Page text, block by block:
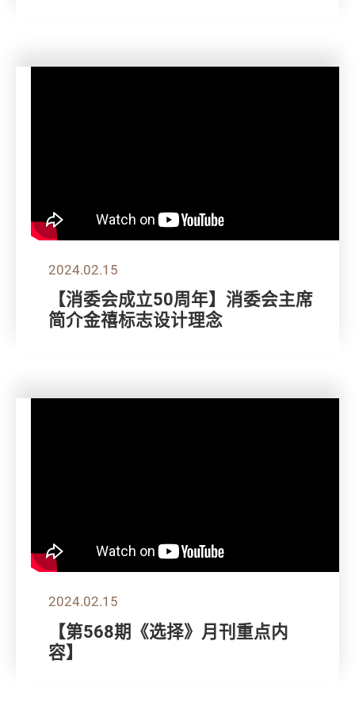
2024.02.15
【消委会成立50周年】消委会主席
简介金禧标志设计理念
2024.02.15
【第568期《选择》月刊重点内
容】